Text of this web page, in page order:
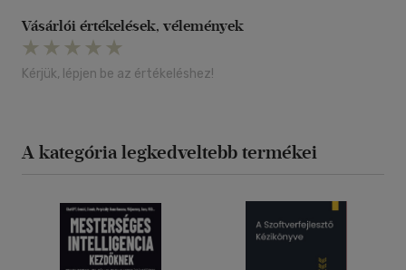
Vásárlói értékelések, vélemények
Kérjük, lépjen be az értékeléshez!
A kategória legkedveltebb termékei